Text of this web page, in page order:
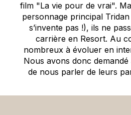
film "La vie pour de vrai".
personnage principal
s’invente pas !), ils ne
carrière en Resort. Au
nombreux à évoluer en
Nous avons donc demandé
de nous parler de leurs